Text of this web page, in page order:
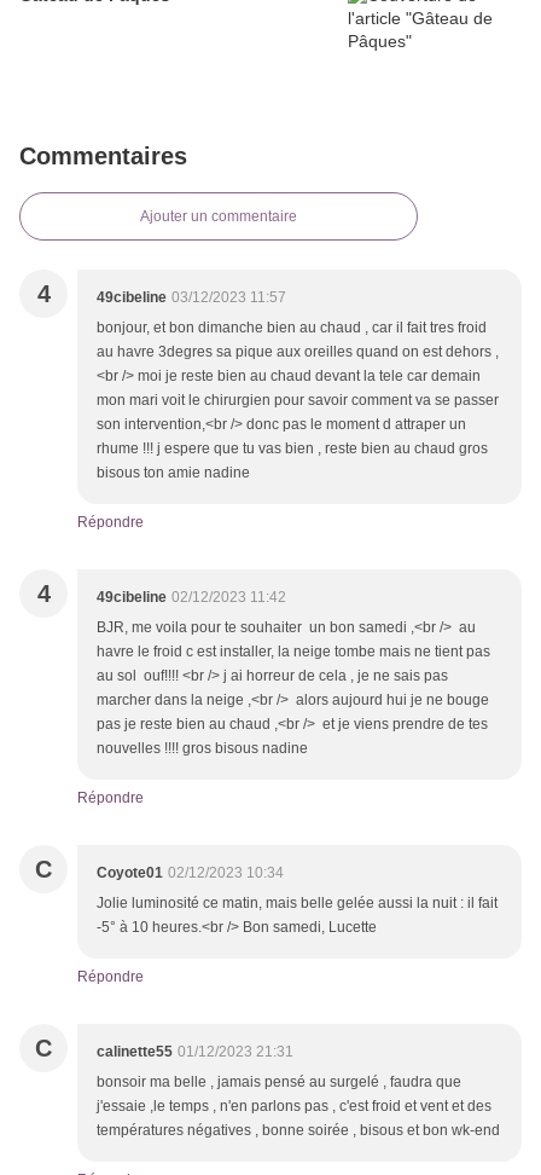
Commentaires
Ajouter un commentaire
4 49cibeline 03/12/2023 11:57
bonjour, et bon dimanche bien au chaud , car il fait tres froid
au havre 3degres sa pique aux oreilles quand on est dehors ,
<br /> moi je reste bien au chaud devant la tele car demain
mon mari voit le chirurgien pour savoir comment va se passer
son intervention,<br /> donc pas le moment d attraper un
rhume !!! j espere que tu vas bien , reste bien au chaud gros
bisous ton amie nadine
Répondre
4 49cibeline 02/12/2023 11:42
BJR, me voila pour te souhaiter un bon samedi ,<br /> au
havre le froid c est installer, la neige tombe mais ne tient pas
au sol ouf!!!! <br /> j ai horreur de cela , je ne sais pas
marcher dans la neige ,<br /> alors aujourd hui je ne bouge
pas je reste bien au chaud ,<br /> et je viens prendre de tes
nouvelles !!!! gros bisous nadine
Répondre
C Coyote01 02/12/2023 10:34
Jolie luminosité ce matin, mais belle gelée aussi la nuit : il fait
-5° à 10 heures.<br /> Bon samedi, Lucette
Répondre
C calinette55 01/12/2023 21:31
bonsoir ma belle , jamais pensé au surgelé , faudra que
j'essaie ,le temps , n'en parlons pas , c'est froid et vent et des
températures négatives , bonne soirée , bisous et bon wk-end